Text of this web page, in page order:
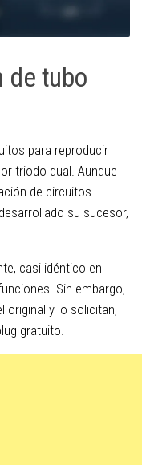
de tubo
para reproducir
triodo dual. Aunque
de circuitos
su sucesor,
casi idéntico en
Sin embargo,
original y lo solicitan,
gratuito.